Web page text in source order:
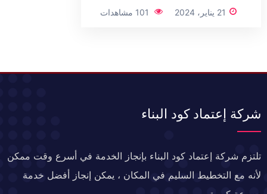
21 يناير، 2024 101 مشاهدات
شركة إعتماد كود البناء
تلتزم شركة إعتماد كود البناء بإنجاز الخدمة في أسرع وقت ممكن
لأنه مع التخطيط السليم في المكان ، يمكن إنجاز أفضل خدمة